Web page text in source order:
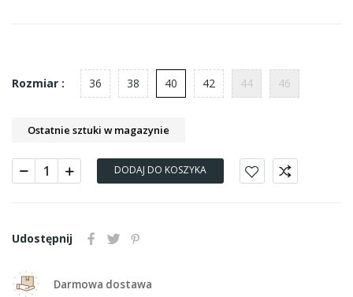
Rozmiar : 36 38 40 42 44 46
Ostatnie sztuki w magazynie
DODAJ DO KOSZYKA
Udostępnij
Darmowa dostawa